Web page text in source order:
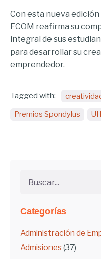
Categorías
Administración de
Admisiones (37)
Con esta nueva edición
FCOM reafirma su
integral de sus
para desarrollar su
emprendedor.
Tagged with:
Premios Spondylus